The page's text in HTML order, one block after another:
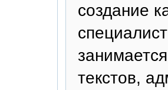
создание
текстов,